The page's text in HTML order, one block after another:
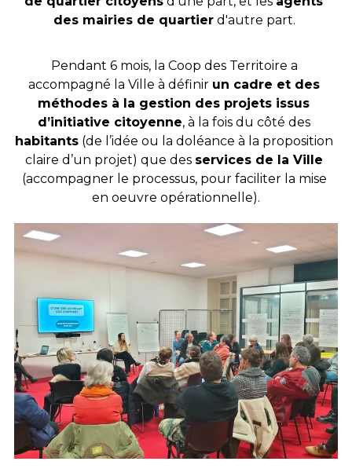
des mairies de quartier d'autre part.
Pendant 6 mois, la Coop des Territoire a
accompagné la Ville à définir un cadre et des
méthodes à la gestion des projets issus
d’initiative citoyenne
habitants (de l’idée ou la doléance à la proposition
claire d’un projet) que des
(accompagner le processus, pour faciliter la mise
en oeuvre opérationnelle).